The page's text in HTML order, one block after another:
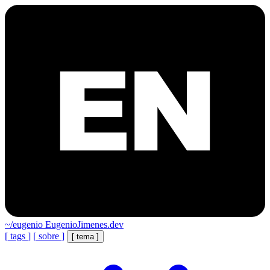
~/eugenio EugenioJimenes.dev
[ tags ] [ sobre ] [ tema ]